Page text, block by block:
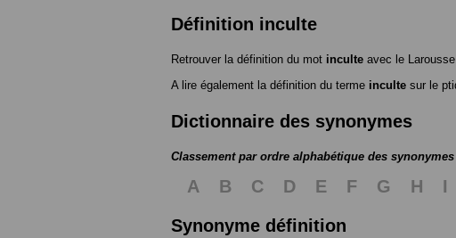
Définition inculte
Retrouver la définition du mot inculte avec le Larousse
A lire également la définition du terme inculte sur le
Dictionnaire des synonymes
Classement par ordre alphabétique des synonymes
A B C D E F G H I
Synonyme définition